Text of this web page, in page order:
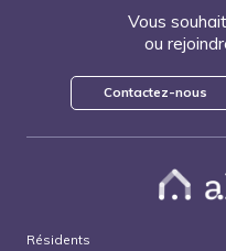
Vous
ou
Contactez-nous
Résidents